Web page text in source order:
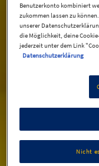
Benutzerkonto kombiniert
zukommen lassen zu
unserer
die Möglichkeit, deine
jederzeit unter dem Link
Datenschutzerklärung
Nicht